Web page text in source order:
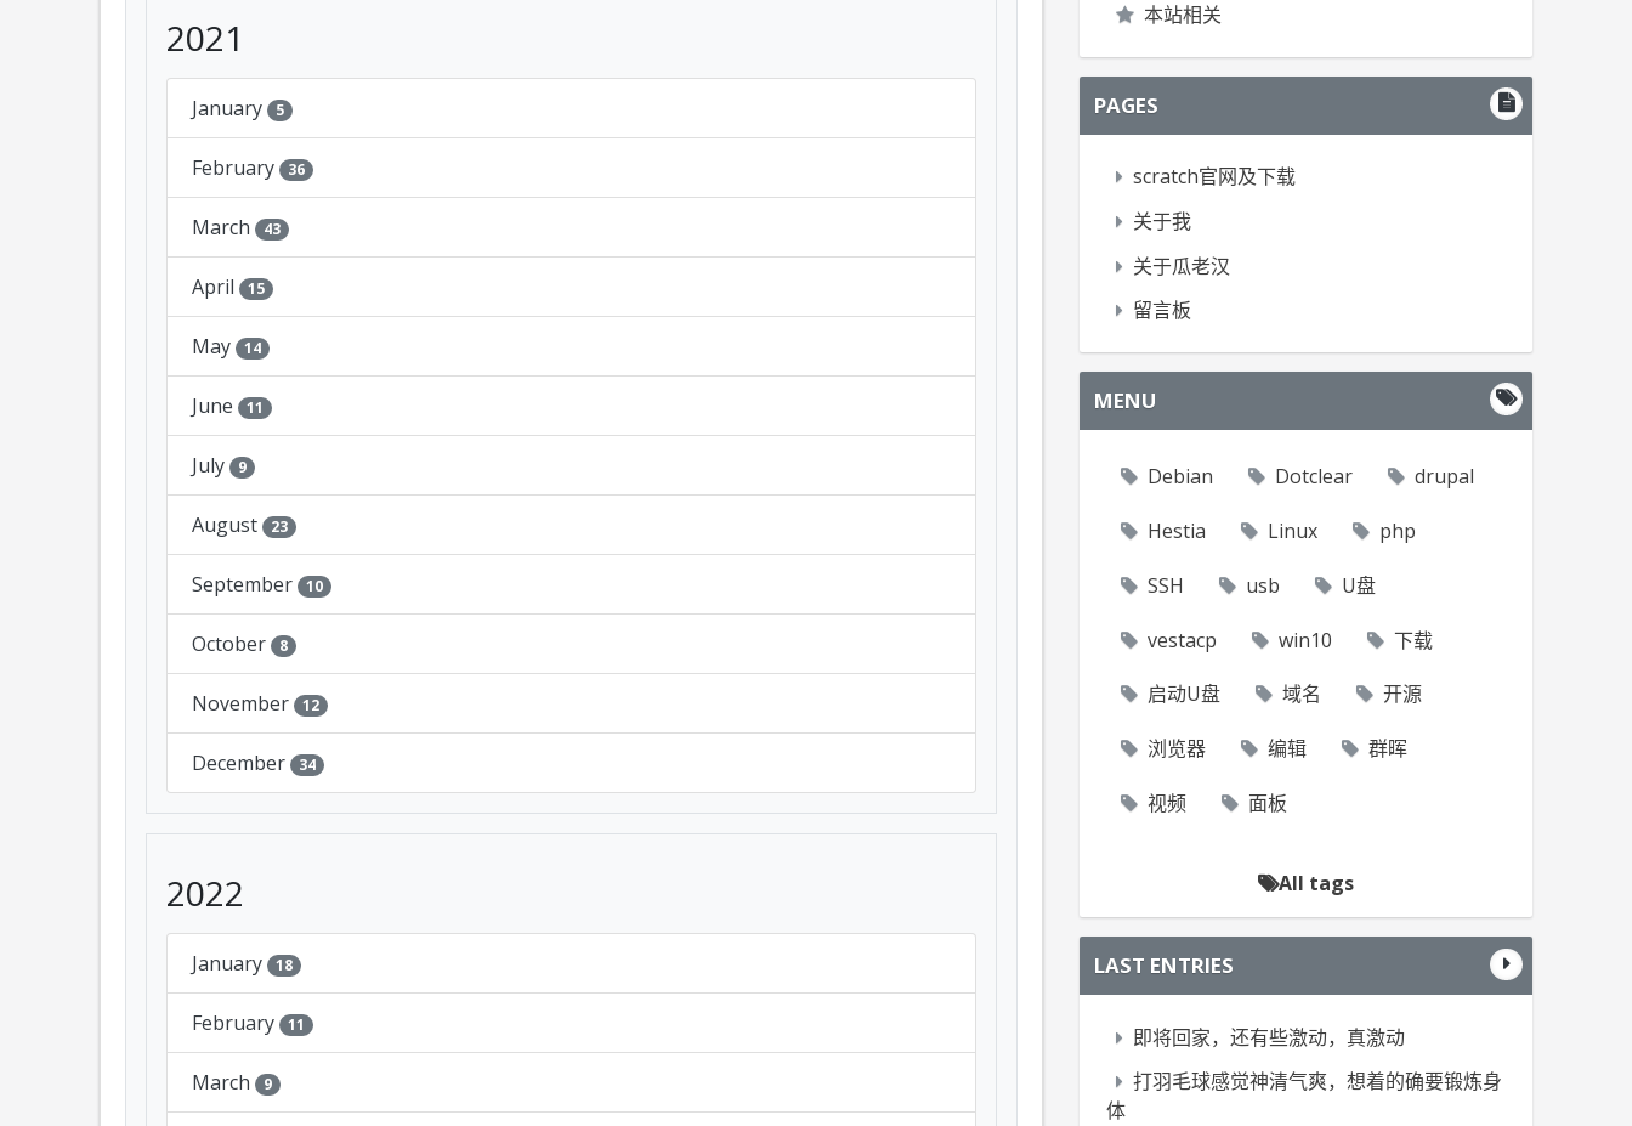
2021
January 5
February 36
March 43
April 15
May 14
June 11
July 9
August 23
September 10
October 8
November 12
December 34
2022
January 18
February 11
March 9
本站相关
PAGES
scratch官网及下载
关于我
关于瓜老汉
留言板
MENU
Debian Dotclear drupal
Hestia Linux php
SSH usb U盘
vestacp win10 下载
启动U盘 域名 开源
浏览器 编辑 群晖
视频 面板
All tags
LAST ENTRIES
即将回家，还有些激动，真激动
打羽毛球感觉神清气爽，想着的确要锻炼身
体